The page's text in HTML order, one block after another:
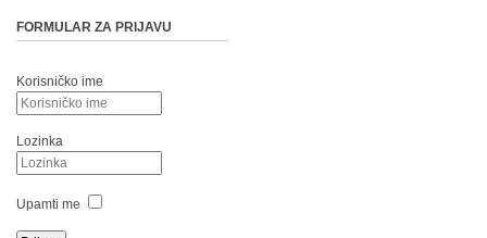
FORMULAR ZA PRIJAVU
Korisničko ime
Lozinka
Upamti me